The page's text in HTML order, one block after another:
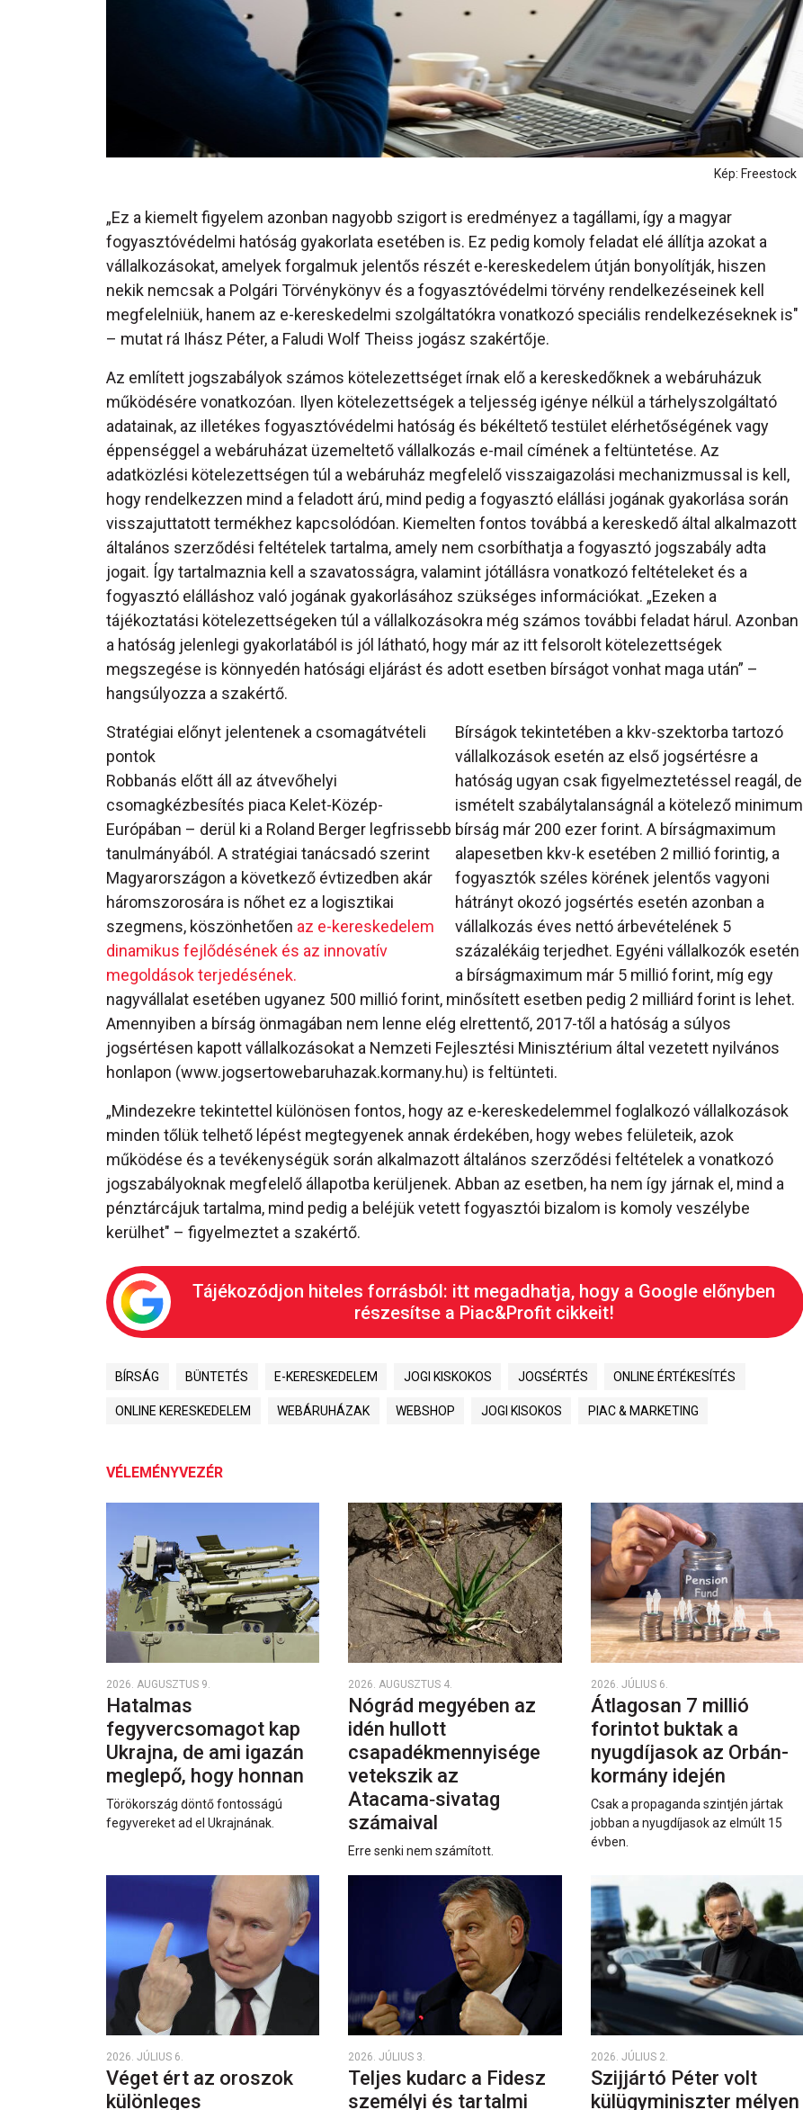
Kép: Freestock
„Ez a kiemelt figyelem azonban nagyobb szigort is eredményez a tagállami, így a magyar
fogyasztóvédelmi hatóság gyakorlata esetében is. Ez pedig komoly feladat elé állítja azokat a
vállalkozásokat, amelyek forgalmuk jelentős részét e-kereskedelem útján bonyolítják, hiszen
nekik nemcsak a Polgári Törvénykönyv és a fogyasztóvédelmi törvény rendelkezéseinek kell
megfelelniük, hanem az e-kereskedelmi szolgáltatókra vonatkozó speciális rendelkezéseknek is"
– mutat rá Ihász Péter, a Faludi Wolf Theiss jogász szakértője.
Az említett jogszabályok számos kötelezettséget írnak elő a kereskedőknek a webáruházuk
működésére vonatkozóan. Ilyen kötelezettségek a teljesség igénye nélkül a tárhelyszolgáltató
adatainak, az illetékes fogyasztóvédelmi hatóság és békéltető testület elérhetőségének vagy
éppenséggel a webáruházat üzemeltető vállalkozás e-mail címének a feltüntetése. Az
adatközlési kötelezettségen túl a webáruház megfelelő visszaigazolási mechanizmussal is kell,
hogy rendelkezzen mind a feladott árú, mind pedig a fogyasztó elállási jogának gyakorlása során
visszajuttatott termékhez kapcsolódóan. Kiemelten fontos továbbá a kereskedő által alkalmazott
általános szerződési feltételek tartalma, amely nem csorbíthatja a fogyasztó jogszabály adta
jogait. Így tartalmaznia kell a szavatosságra, valamint jótállásra vonatkozó feltételeket és a
fogyasztó elálláshoz való jogának gyakorlásához szükséges információkat. „Ezeken a
tájékoztatási kötelezettségeken túl a vállalkozásokra még számos további feladat hárul. Azonban
a hatóság jelenlegi gyakorlatából is jól látható, hogy már az itt felsorolt kötelezettségek
megszegése is könnyedén hatósági eljárást és adott esetben bírságot vonhat maga után” –
hangsúlyozza a szakértő.
Stratégiai előnyt jelentenek a csomagátvételi
pontok
Robbanás előtt áll az átvevőhelyi
csomagkézbesítés piaca Kelet-Közép-
Európában – derül ki a Roland Berger legfrissebb
tanulmányából. A stratégiai tanácsadó szerint
Magyarországon a következő évtizedben akár
háromszorosára is nőhet ez a logisztikai
szegmens, köszönhetően az e-kereskedelem
dinamikus fejlődésének és az innovatív
megoldások terjedésének.
Bírságok tekintetében a kkv-szektorba tartozó
vállalkozások esetén az első jogsértésre a
hatóság ugyan csak figyelmeztetéssel reagál, de
ismételt szabálytalanságnál a kötelező minimum
bírság már 200 ezer forint. A bírságmaximum
alapesetben kkv-k esetében 2 millió forintig, a
fogyasztók széles körének jelentős vagyoni
hátrányt okozó jogsértés esetén azonban a
vállalkozás éves nettó árbevételének 5
százalékáig terjedhet. Egyéni vállalkozók esetén
a bírságmaximum már 5 millió forint, míg egy
nagyvállalat esetében ugyanez 500 millió forint, minősített esetben pedig 2 milliárd forint is lehet.
Amennyiben a bírság önmagában nem lenne elég elrettentő, 2017-től a hatóság a súlyos
jogsértésen kapott vállalkozásokat a Nemzeti Fejlesztési Minisztérium által vezetett nyilvános
honlapon (www.jogsertowebaruhazak.kormany.hu) is feltünteti.
„Mindezekre tekintettel különösen fontos, hogy az e-kereskedelemmel foglalkozó vállalkozások
minden tőlük telhető lépést megtegyenek annak érdekében, hogy webes felületeik, azok
működése és a tevékenységük során alkalmazott általános szerződési feltételek a vonatkozó
jogszabályoknak megfelelő állapotba kerüljenek. Abban az esetben, ha nem így járnak el, mind a
pénztárcájuk tartalma, mind pedig a beléjük vetett fogyasztói bizalom is komoly veszélybe
kerülhet" – figyelmeztet a szakértő.
Tájékozódjon hiteles forrásból: itt megadhatja, hogy a Google előnyben
részesítse a Piac&Profit cikkeit!
BÍRSÁG BÜNTETÉS E-KERESKEDELEM JOGI KISKOKOS JOGSÉRTÉS ONLINE ÉRTÉKESÍTÉS
ONLINE KERESKEDELEM WEBÁRUHÁZAK WEBSHOP JOGI KISOKOS PIAC & MARKETING
VÉLEMÉNYVEZÉR
2026. AUGUSZTUS 9.
Hatalmas
fegyvercsomagot kap
Ukrajna, de ami igazán
meglepő, hogy honnan
Törökország döntő fontosságú
fegyvereket ad el Ukrajnának.
2026. AUGUSZTUS 4.
Nógrád megyében az
idén hullott
csapadékmennyisége
vetekszik az
Atacama‑sivatag
számaival
Erre senki nem számított.
2026. JÚLIUS 6.
Átlagosan 7 millió
forintot buktak a
nyugdíjasok az Orbán-
kormány idején
Csak a propaganda szintjén jártak
jobban a nyugdíjasok az elmúlt 15
évben.
2026. JÚLIUS 6.
Véget ért az oroszok
különleges
2026. JÚLIUS 3.
Teljes kudarc a Fidesz
személyi és tartalmi
2026. JÚLIUS 2.
Szijjártó Péter volt
külügyminiszter mélyen